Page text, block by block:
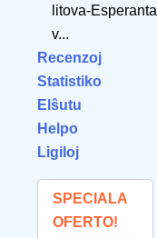
litova-Esperanta
v...
Recenzoj
Statistiko
Elŝutu
Helpo
Ligiloj
SPECIALA
OFERTO!